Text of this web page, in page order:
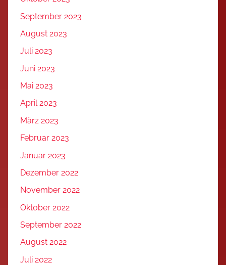
September 2023
August 2023
Juli 2023
Juni 2023
Mai 2023
April 2023
März 2023
Februar 2023
Januar 2023
Dezember 2022
November 2022
Oktober 2022
September 2022
August 2022
Juli 2022